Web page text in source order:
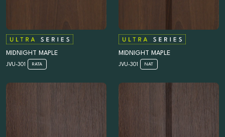
MIDNIGHT MAPLE
JVU-301 RATA
MIDNIGHT MAPLE
JVU-301 NAT